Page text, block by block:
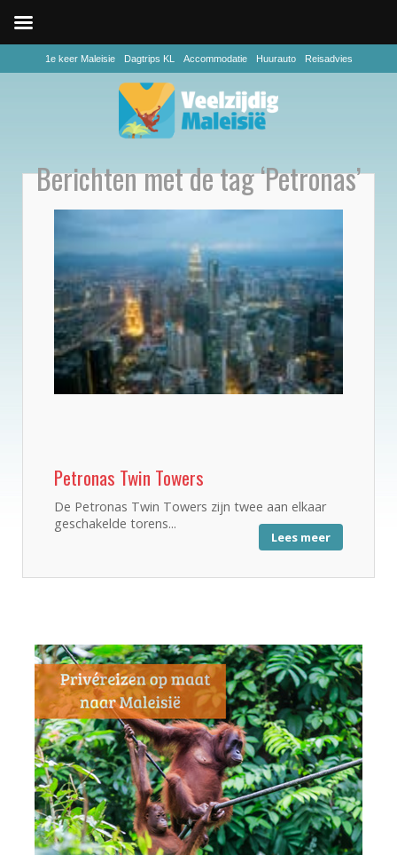
1e keer Maleisie Dagtrips KL Accommodatie Huurauto Reisadvies
Berichten met de tag ‘Petronas’
Petronas Twin Towers
De Petronas Twin Towers zijn twee aan elkaar
geschakelde torens...
Lees meer